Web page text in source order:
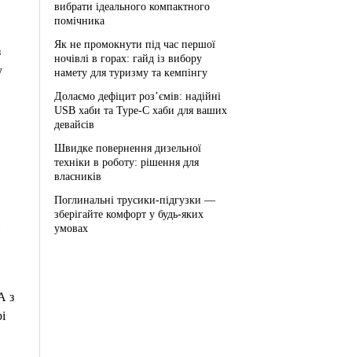
з
вибрати ідеального компактного
помічника
Як не промокнути під час першої
ночівлі в горах: гайд із вибору
намету для туризму та кемпінгу
Долаємо дефіцит роз’ємів: надійні
USB хаби та Type-C хаби для ваших
девайсів
Швидке повернення дизельної
техніки в роботу: рішення для
власників
Поглинальні трусики-підгузки —
зберігайте комфорт у будь-яких
умовах